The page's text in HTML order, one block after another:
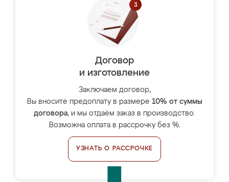
Договор
и изготовление
Заключаем договор,
Вы вносите предоплату в размере 10% от суммы
договора, и мы отдаём заказ в производство.
Возможна оплата в рассрочку без %.
УЗНАТЬ О РАССРОЧКЕ